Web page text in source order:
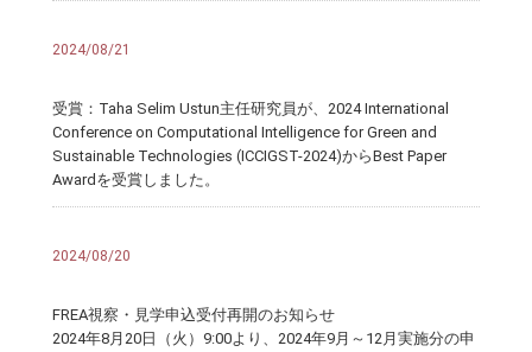
2024/08/21
受賞：Taha Selim Ustun主任研究員が、2024 International
Conference on Computational Intelligence for Green and
Sustainable Technologies (ICCIGST-2024)からBest Paper
Awardを受賞しました。
2024/08/20
FREA視察・見学申込受付再開のお知らせ
2024年8月20日（火）9:00より、2024年9月～12月実施分の申